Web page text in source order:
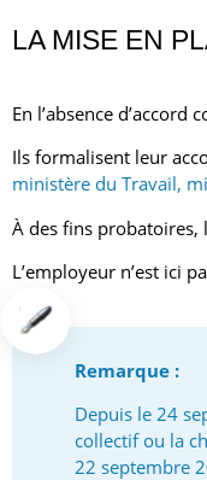
LA MISE EN
En l’absence
Ils formalisent leur
ministère du Travail,
À des fins probatoires,
L’employeur n’est ici
Remarque :
Depuis le 24
collectif ou la
22 septembre